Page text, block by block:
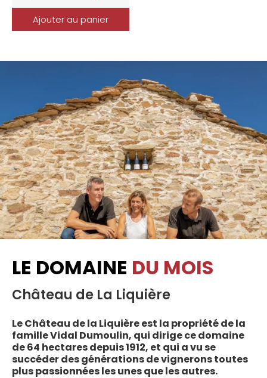
Ajouter au panier
LE DOMAINE DU MOIS
Château de La Liquière
Le Château de la Liquière est la propriété de la
famille Vidal Dumoulin, qui dirige ce domaine
de 64 hectares depuis 1912, et qui a vu se
succéder des générations de vignerons toutes
plus passionnées les unes que les autres.